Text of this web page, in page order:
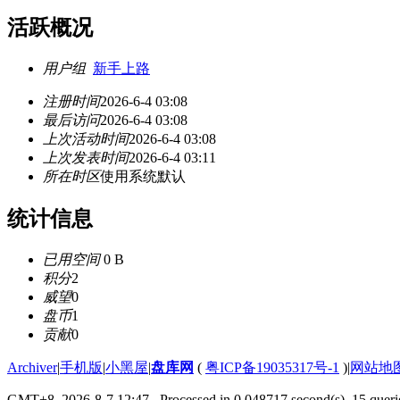
活跃概况
用户组 新手上路
注册时间2026-6-4 03:08
最后访问2026-6-4 03:08
上次活动时间2026-6-4 03:08
上次发表时间2026-6-4 03:11
所在时区使用系统默认
统计信息
已用空间0 B
积分2
威望0
盘币1
贡献0
Archiver|手机版|小黑屋|盘库网 ( 粤ICP备19035317号-1 )|网站地